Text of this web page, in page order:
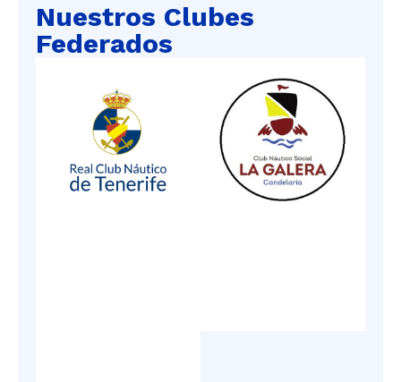
Nuestros Clubes
Federados